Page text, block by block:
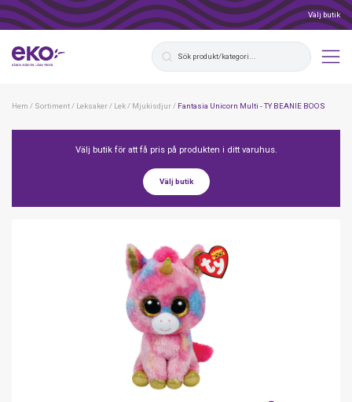
Välj butik
Hem / Sortiment/ Leksaker/ Lek/ Mjukisdjur/ Fantasia Unicorn Multi - TY BEANIE BOOS
Välj butik för att få pris på produkten i ditt varuhus.
Välj butik